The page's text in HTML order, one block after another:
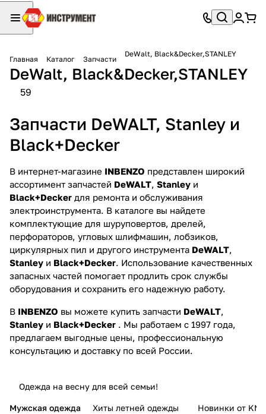
Главная Каталог Запчасти
DeWalt, Black&Decker,STANLEY
DeWalt, Black&Decker,STANLEY
59
Запчасти DeWALT, Stanley и
Black+Decker
В интернет-магазине INBENZO представлен широкий
ассортимент запчастей DeWALT, Stanley и
Black+Decker для ремонта и обслуживания
электроинструмента. В каталоге вы найдете
комплектующие для шуруповертов, дрелей,
перфораторов, угловых шлифмашин, лобзиков,
циркулярных пил и другого инструмента DeWALT,
Stanley и Black+Decker. Использование качественных
запасных частей помогает продлить срок службы
оборудования и сохранить его надежную работу.
В INBENZO вы можете купить запчасти DeWALT,
Stanley и Black+Decker . Мы работаем с 1997 года,
предлагаем выгодные цены, профессиональную
консультацию и доставку по всей России.
Одежда на весну для всей семьи!
Мужская одежда Хиты летней одежды Новинки от KMI